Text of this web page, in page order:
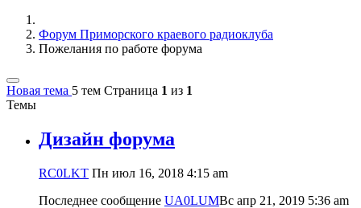
Форум Приморского краевого радиоклуба
Пожелания по работе форума
Новая тема 5 тем Страница 1 из 1
Темы
Дизайн форума
RC0LKT Пн июл 16, 2018 4:15 am
Последнее сообщение UA0LUMВс апр 21, 2019 5:36 am